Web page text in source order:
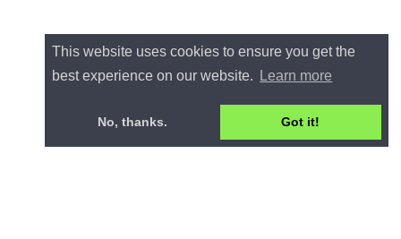
This website uses cookies to ensure you get the
best experience on our website.
Learn more
No, thanks. Got it!